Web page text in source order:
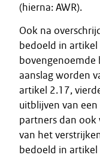
(hierna: AWR).
Ook na
bedoeld in artikel
bovengenoemde
aanslag worden
artikel 2.17,
uitblijven van
partners dan
van het
bedoeld in